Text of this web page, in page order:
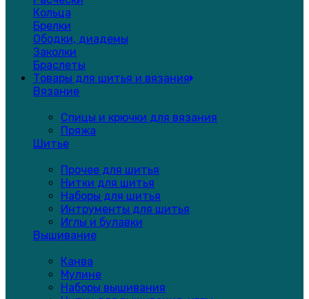
Кольца
Брелки
Ободки, диадемы
Заколки
Браслеты
Товары для шитья и вязания
Вязание
Спицы и крючки для вязания
Пряжа
Шитье
Прочее для шитья
Нитки для шитья
Наборы для шитья
Интрументы для шитья
Иглы и булавки
Вышивание
Канва
Мулине
Наборы вышивания